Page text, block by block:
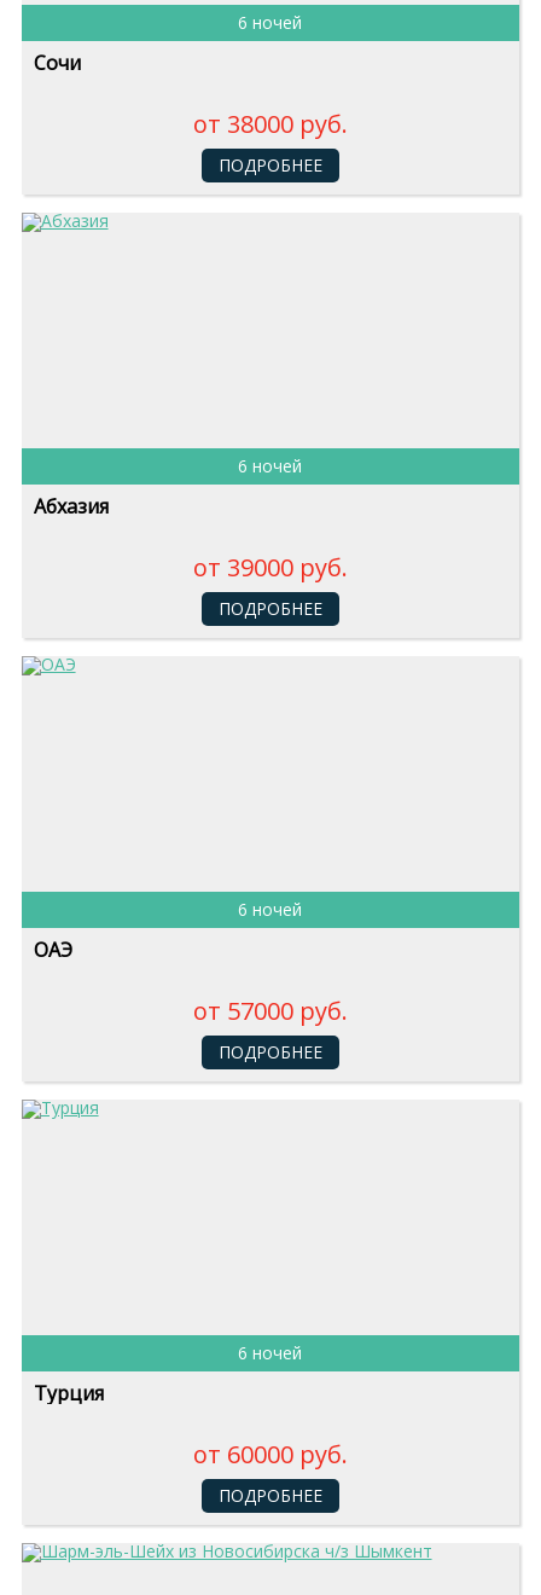
6 ночей
Сочи
от 38000 руб.
ПОДРОБНЕЕ
6 ночей
Абхазия
от 39000 руб.
ПОДРОБНЕЕ
6 ночей
ОАЭ
от 57000 руб.
ПОДРОБНЕЕ
6 ночей
Турция
от 60000 руб.
ПОДРОБНЕЕ